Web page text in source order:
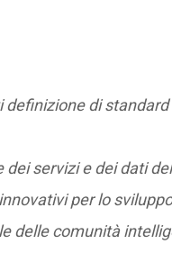
definizione di
servizi e dei dati
per lo
delle comunità